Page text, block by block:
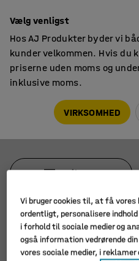
Møbelvogne
Filtre
3 produkter
Vælg venligst
Hos AJ Produkter byder vi
kunder velkommen. Hvis du
priserne uden moms og
inklusive moms.
VIRKSOMHED
Vi bruger cookies til, at få
ordentligt, personalisere
i forhold til sociale medier og
også information vedrørende
vores sociale medier, i